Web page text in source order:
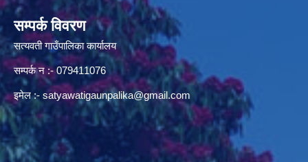
सम्पर्क विवरण
सत्यवती गाउँपालिका कार्यालय
सम्पर्क न‌ :- 079411076
इमेल :- satyawatigaunpalika@gmail.com